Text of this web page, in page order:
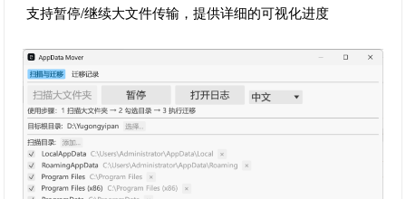
支持暂停/继续大文件传输，提供详细的可视化进度